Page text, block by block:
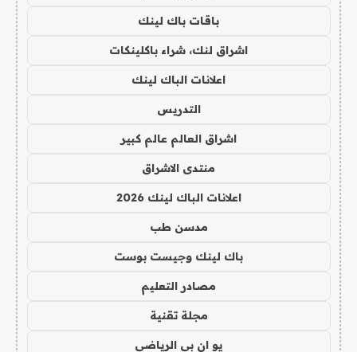
باقات باك لينك
اشراق لنك، شراء باكلينكات
اعلانات الباك لينك
التدريس
اشراق العالم عالم كبير
منتدى الاشراق
اعلانات الباك لينك 2026
مدسن طب
باك لينك وجيست بوست
مصادر التعليم
مجلة تقنية
يو ان بي الرياضي